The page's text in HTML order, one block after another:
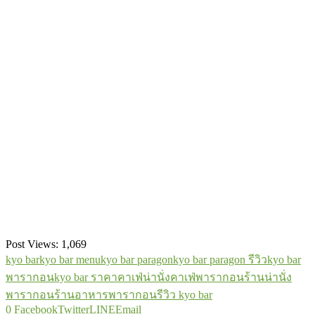
Post Views: 1,069
kyo barkyo bar menukyo bar paragonkyo bar paragon รีวิวkyo bar
พารากอนkyo bar ราคาคาเฟ่น่านั่งคาเฟ่พารากอนร้านน่านั่ง
พารากอนร้านอาหารพารากอนรีวิว kyo bar
0 FacebookTwitterLINEEmail